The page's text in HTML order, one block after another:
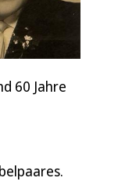
60 Jahre